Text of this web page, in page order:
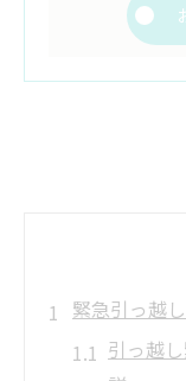
緊急引っ越
引っ越